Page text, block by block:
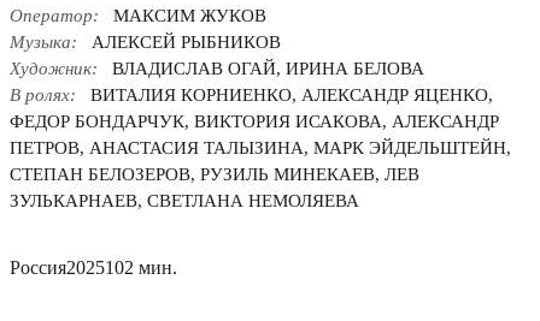
Оператор:
МАКСИМ ЖУКОВ
Музыка:
АЛЕКСЕЙ РЫБНИКОВ
Художник:
ВЛАДИСЛАВ ОГАЙ, ИРИНА БЕЛОВА
В ролях:
ВИТАЛИЯ КОРНИЕНКО, АЛЕКСАНДР ЯЦЕНКО,
ФЕДОР БОНДАРЧУК, ВИКТОРИЯ ИСАКОВА, АЛЕКСАНДР
ПЕТРОВ, АНАСТАСИЯ ТАЛЫЗИНА, МАРК ЭЙДЕЛЬШТЕЙН,
СТЕПАН БЕЛОЗЕРОВ, РУЗИЛЬ МИНЕКАЕВ, ЛЕВ
ЗУЛЬКАРНАЕВ, СВЕТЛАНА НЕМОЛЯЕВА
Россия2025102 мин.